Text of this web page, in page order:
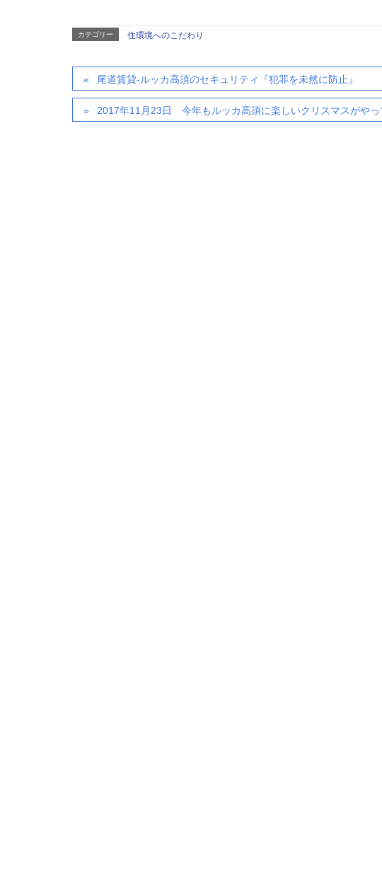
カテゴリー 住環境へのこだわり
尾道賃貸-ルッカ高須のセキュリティ『犯罪を未然に防止』
2017年11月23日 今年もルッカ高須に楽しいクリスマスがやっ